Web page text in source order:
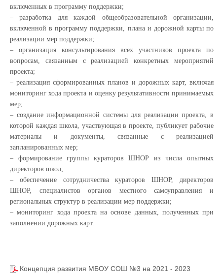
включенных в программу поддержки;
– разработка для каждой общеобразовательной организации,
включенной в программу поддержки, плана и дорожной карты по
реализации мер поддержки;
– организация консультирования всех участников проекта по
вопросам, связанным с реализацией конкретных мероприятий
проекта;
– реализация сформированных планов и дорожных карт, включая
мониторинг хода проекта и оценку результативности принимаемых
мер;
– создание информационной системы для реализации проекта, в
которой каждая школа, участвующая в проекте, публикует рабочие
материалы и документы, связанные с реализацией
запланированных мер;
– формирование группы кураторов ШНОР из числа опытных
директоров школ;
– обеспечение сотрудничества кураторов ШНОР, директоров
ШНОР, специалистов органов местного самоуправления и
региональных структур в реализации мер поддержки;
– мониторинг хода проекта на основе данных, полученных при
заполнении дорожных карт.
Концепция развития МБОУ СОШ №3 на 2021 - 2023